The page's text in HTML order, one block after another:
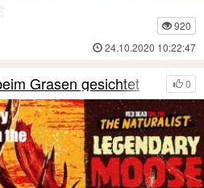
920
24.10.2020 10:22:47
0
Grasen gesichtet